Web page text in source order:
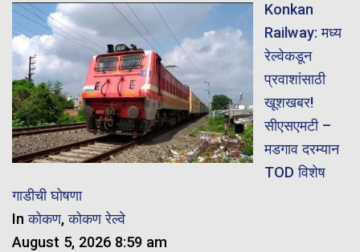
Konkan
Railway: मध्य
रेल्वेकडून
प्रवाशांसाठी
खूशखबर!
सीएसएमटी –
मडगाव दरम्यान
TOD विशेष
गाडीची घोषणा
Inकोकण,कोकण रेल्वे
August 5, 2026 8:59 am